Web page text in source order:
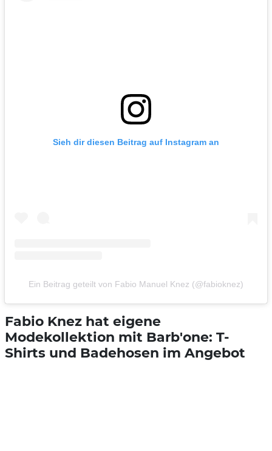
Sieh dir diesen Beitrag auf Instagram an
Ein Beitrag geteilt von Fabio Manuel Knez (@fabioknez)
Fabio Knez hat eigene
Modekollektion mit Barb'one: T-
Shirts und Badehosen im Angebot